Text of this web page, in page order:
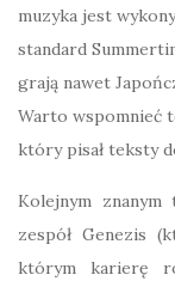
muzyka jest
standard
grają nawet
Warto wspomnieć
który pisał teksty
Kolejnym
zespół Genezis
którym karierę